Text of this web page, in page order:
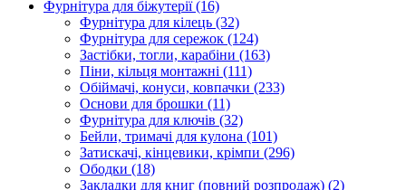
Фурнітура для біжутерії(16)
Фурнітура для кілець (32)
Фурнітура для сережок (124)
Застібки, тогли, карабіни (163)
Піни, кільця монтажні (111)
Обіймачі, конуси, ковпачки (233)
Основи для брошки (11)
Фурнітура для ключів (32)
Бейли, тримачі для кулона (101)
Затискачі, кінцевики, крімпи (296)
Ободки (18)
Закладки для книг (повний розпродаж) (2)